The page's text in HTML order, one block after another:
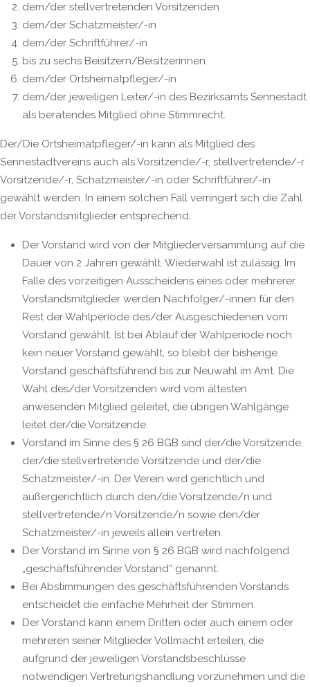
dem/der stellvertretenden Vorsitzenden
dem/der Schatzmeister/-in
dem/der Schriftführer/-in
bis zu sechs Beisitzern/Beisitzerinnen
dem/der Ortsheimatpfleger/-in
dem/der jeweiligen Leiter/-in des Bezirksamts Sennestadt
als beratendes Mitglied ohne Stimmrecht.
Der/Die Ortsheimatpfleger/-in kann als Mitglied des
Sennestadtvereins auch als Vorsitzende/-r, stellvertretende/-r
Vorsitzende/-r, Schatzmeister/-in oder Schriftführer/-in
gewählt werden. In einem solchen Fall verringert sich die Zahl
der Vorstandsmitglieder entsprechend.
Der Vorstand wird von der Mitgliederversammlung auf die
Dauer von 2 Jahren gewählt. Wiederwahl ist zulässig. Im
Falle des vorzeitigen Ausscheidens eines oder mehrerer
Vorstandsmitglieder werden Nachfolger/-innen für den
Rest der Wahlperiode des/der Ausgeschiedenen vom
Vorstand gewählt. Ist bei Ablauf der Wahlperiode noch
kein neuer Vorstand gewählt, so bleibt der bisherige
Vorstand geschäftsführend bis zur Neuwahl im Amt. Die
Wahl des/der Vorsitzenden wird vom ältesten
anwesenden Mitglied geleitet, die übrigen Wahlgänge
leitet der/die Vorsitzende.
Vorstand im Sinne des § 26 BGB sind der/die Vorsitzende,
der/die stellvertretende Vorsitzende und der/die
Schatzmeister/-in. Der Verein wird gerichtlich und
außergerichtlich durch den/die Vorsitzende/n und
stellvertretende/n Vorsitzende/n sowie den/der
Schatzmeister/-in jeweils allein vertreten.
Der Vorstand im Sinne von § 26 BGB wird nachfolgend
„geschäftsführender Vorstand“ genannt.
Bei Abstimmungen des geschäftsführenden Vorstands
entscheidet die einfache Mehrheit der Stimmen.
Der Vorstand kann einem Dritten oder auch einem oder
mehreren seiner Mitglieder Vollmacht erteilen, die
aufgrund der jeweiligen Vorstandsbeschlüsse
notwendigen Vertretungshandlung vorzunehmen und die